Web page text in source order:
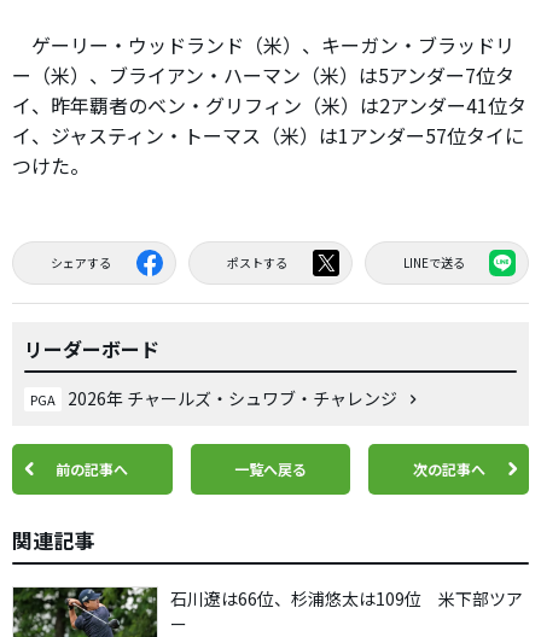
ゲーリー・ウッドランド（米）、キーガン・ブラッドリ
ー（米）、ブライアン・ハーマン（米）は5アンダー7位タ
イ、昨年覇者のベン・グリフィン（米）は2アンダー41位タ
イ、ジャスティン・トーマス（米）は1アンダー57位タイに
つけた。
シェアする ポストする LINEで送る
リーダーボード
PGA 2026年 チャールズ・シュワブ・チャレンジ
前の記事へ 一覧へ戻る 次の記事へ
関連記事
石川遼は66位、杉浦悠太は109位 米下部ツア
ー